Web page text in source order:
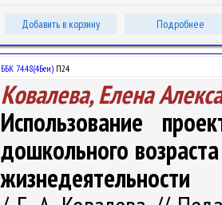
Добавить в корзину Подробнее
ББК 74.48(4Беи) П24
Ковалева, Елена
Использование
дошкольного
жизнедеятельности